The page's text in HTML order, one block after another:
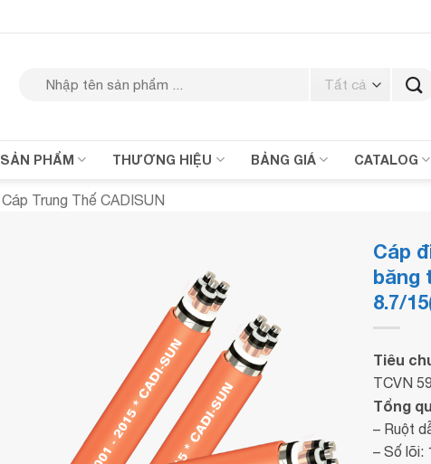
SẢN PHẨM THƯƠNG HIỆU BẢNG GIÁ CATALOG
Cáp Trung Thế CADISUN
Cáp
băng
8.7/
Tiêu
TCVN
Tổng
– Ruột
– Số lõi: